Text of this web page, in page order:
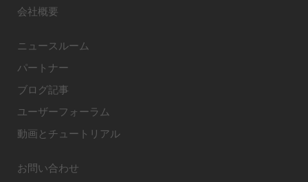
会社概要
ニュースルーム
パートナー
ブログ記事
ユーザーフォーラム
動画とチュートリアル
お問い合わせ